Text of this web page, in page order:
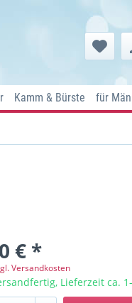
Kamm & Bürste für
€ *
Versandkosten
Lieferzeit ca.